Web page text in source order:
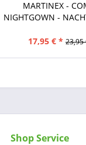
MARTINEX -
NIGHTGOWN -
17,95 € * 23,95
Shop Service